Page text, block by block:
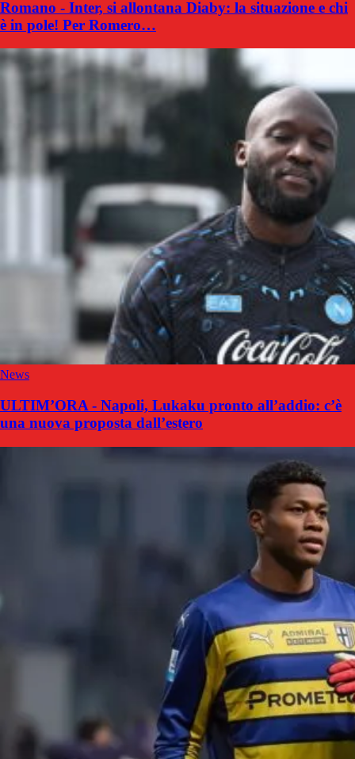
Romano - Inter, si allontana Diaby: la situazione e chi
è in pole! Per Romero…
News
ULTIM’ORA - Napoli, Lukaku pronto all’addio: c’è
una nuova proposta dall’estero